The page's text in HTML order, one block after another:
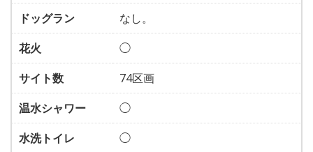
ドッグラン
なし。
花火
◯
サイト数
74区画
温水シャワー
◯
水洗トイレ
◯